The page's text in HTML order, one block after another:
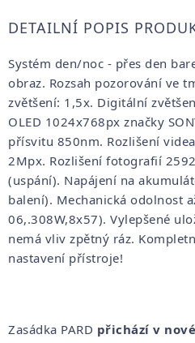
DETAILNÍ POPIS
Systém den/noc - přes den
obraz. Rozsah pozorování ve
zvětšení: 1,5x. Digitální
OLED 1024x768px značky
přísvitu 850nm. Rozlišení
2Mpx. Rozlišení fotografií
(uspání). Napájení na
balení). Mechanická odolnost
06,.308W,8x57). Vylepšené
nemá vliv zpětný ráz.
nastavení přístroje!
Zasádka PARD přichází v